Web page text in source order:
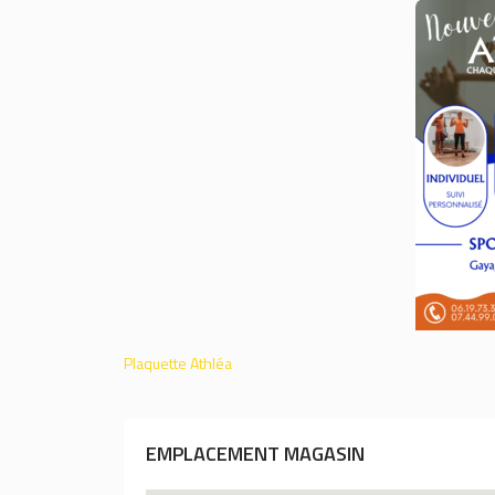
Plaquette Athléa
EMPLACEMENT MAGASIN